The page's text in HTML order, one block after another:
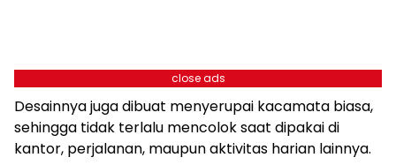
close ads
Desainnya juga dibuat menyerupai kacamata biasa,
sehingga tidak terlalu mencolok saat dipakai di
kantor, perjalanan, maupun aktivitas harian lainnya.